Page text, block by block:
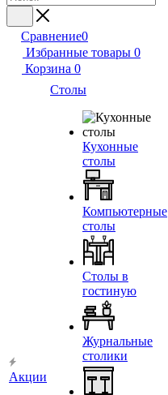
Сравнение0
Избранные товары 0
Корзина 0
Акции
Столы
Кухонные
столы
Компьютерные
столы
Столы в
гостиную
Журнальные
столики